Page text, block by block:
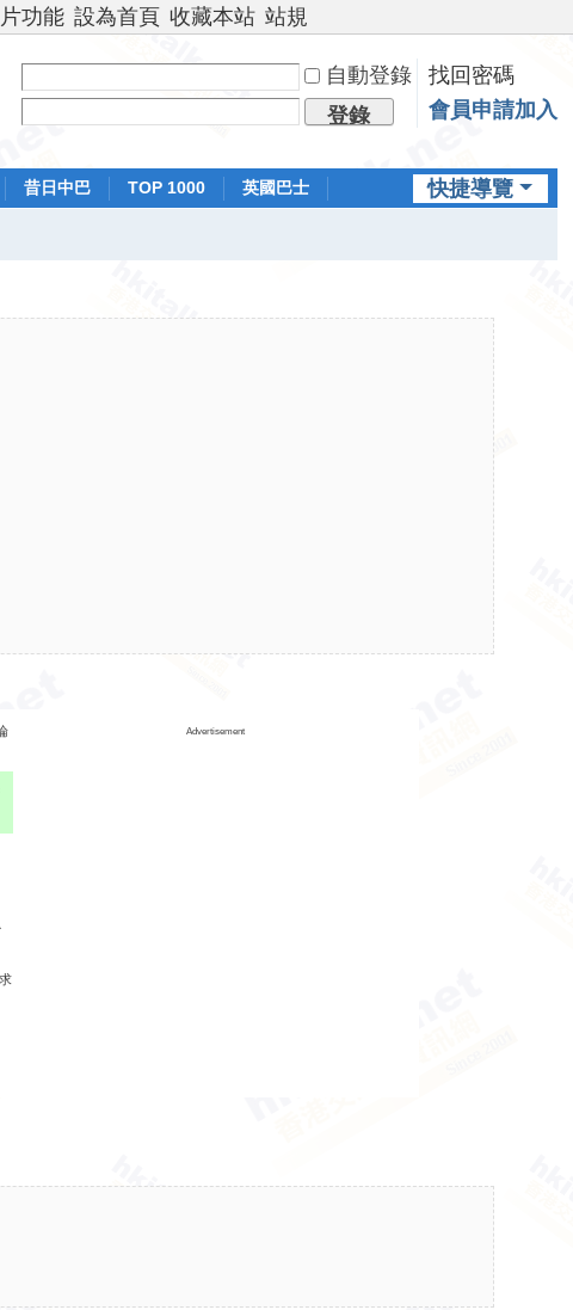
功能 設為首頁 收藏本站 站規
自動登錄
找回密碼
登錄 會員申請加入
快捷導覽
昔日中巴 TOP 1000
英國巴士
Advertisement